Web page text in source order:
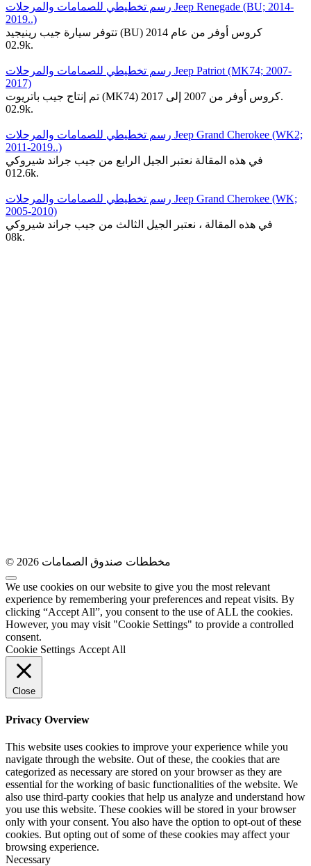
رسم تخطيطي للصمامات والمرحلات Jeep Renegade (BU; 2014-
2019..)
تتوفر سيارة جيب رينيجيد (BU) كروس أوفر من عام 2014
02.9k.
رسم تخطيطي للصمامات والمرحلات Jeep Patriot (MK74; 2007-
2017)
تم إنتاج جيب باتريوت (MK74) كروس أوفر من 2007 إلى 2017.
02.9k.
رسم تخطيطي للصمامات والمرحلات Jeep Grand Cherokee (WK2;
2011-2019..)
في هذه المقالة نعتبر الجيل الرابع من جيب جراند شيروكي
012.6k.
رسم تخطيطي للصمامات والمرحلات Jeep Grand Cherokee (WK;
2005-2010)
في هذه المقالة ، نعتبر الجيل الثالث من جيب جراند شيروكي
08k.
© 2026 مخططات صندوق الصمامات
We use cookies on our website to give you the most relevant
experience by remembering your preferences and repeat visits. By
clicking “Accept All”, you consent to the use of ALL the cookies.
However, you may visit "Cookie Settings" to provide a controlled
consent.
Cookie Settings Accept All
Close
Privacy Overview
This website uses cookies to improve your experience while you
navigate through the website. Out of these, the cookies that are
categorized as necessary are stored on your browser as they are
essential for the working of basic functionalities of the website. We
also use third-party cookies that help us analyze and understand how
you use this website. These cookies will be stored in your browser
only with your consent. You also have the option to opt-out of these
cookies. But opting out of some of these cookies may affect your
browsing experience.
Necessary